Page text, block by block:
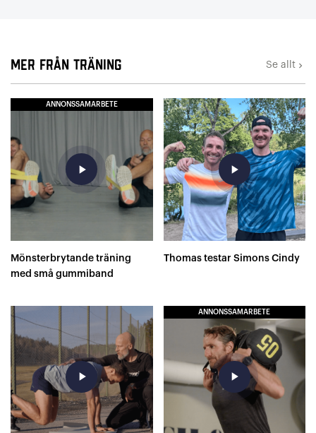
Mer från Träning Se allt keyboard_arrow_right
ANNONSSAMARBETE
play_arrow
Mönsterbrytande träning
med små gummiband
play_arrow
Thomas testar Simons Cindy
play_arrow
ANNONSSAMARBETE
play_arrow